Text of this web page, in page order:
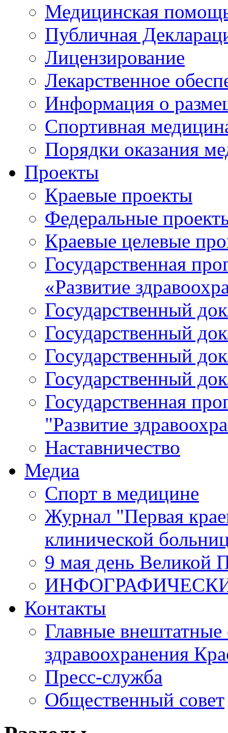
Медицинская
Публичная
Лицензирование
Лекарственное
Информация о
Спортивная
Порядки оказания
Проекты
Краевые проекты
Федеральные
Краевые целевые
Государственная
«Развитие
Государственный
Государственный
Государственный
Государственный
Государственная
"Развитие
Наставничество
Медиа
Спорт в медицине
Журнал "Первая
клинической
9 мая день Великой
Контакты
Главные внештатные
здравоохранения
Пресс-служба
Общественный совет